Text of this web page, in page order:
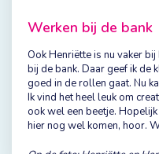
Werken bij de bank
Ook Henriëtte is nu vaker
bij de bank. Daar geef ik de
goed in de rollen gaat. Nu
Ik vind het heel leuk om
ook wel een beetje.
hier nog wel komen, hoor.